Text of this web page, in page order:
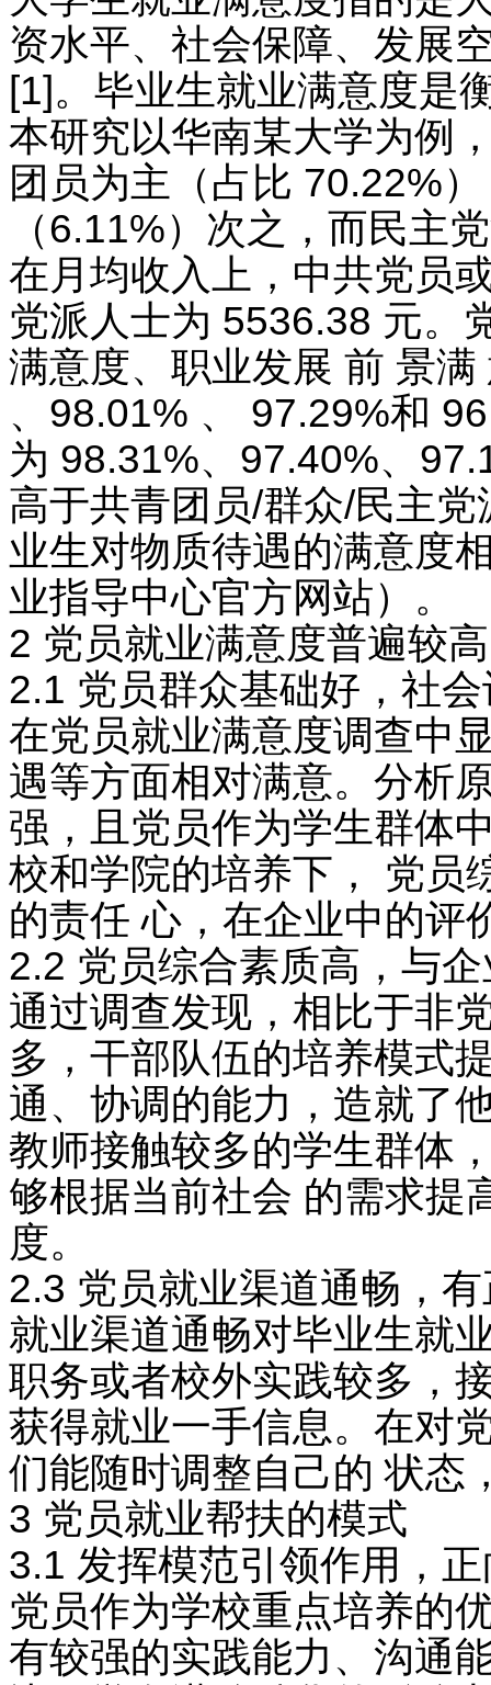
资水平、社会保障、发展
[1]。毕业生就业满意度是
本研究以华南某大学为例
团员为主（占比 70.22%
（6.11%）次之，而民主
在月均收入上，中共党员
党派人士为 5536.38 元。
满意度、职业发展 前 景
、98.01% 、 97.29%和
为 98.31%、97.40%、
高于共青团员/群众/民主
业生对物质待遇的满意度
业指导中心官方网站）。
2 党员就业满意度普遍较
2.1 党员群众基础好，社
在党员就业满意度调查中
遇等方面相对满意。分析
强，且党员作为学生群体
校和学院的培养下， 党员
的责任 心，在企业中的评
2.2 党员综合素质高，与
通过调查发现，相比于非
多，干部队伍的培养模式
通、协调的能力，造就了
教师接触较多的学生群体
够根据当前社会 的需求提
度。
2.3 党员就业渠道通畅，
就业渠道通畅对毕业生就
职务或者校外实践较多，
获得就业一手信息。在对
们能随时调整自己的 状态
3 党员就业帮扶的模式
3.1 发挥模范引领作用，
党员作为学校重点培养的
有较强的实践能力、沟通